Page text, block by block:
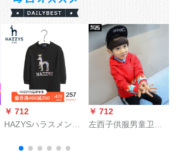
￥ 712
HAZYSハラスメント
女の子の长さの大き
￥ 712
左西子供服男童卫衣